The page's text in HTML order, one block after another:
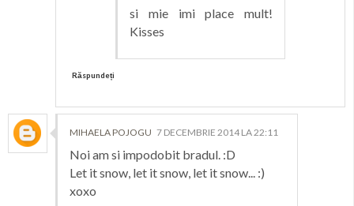
si mie imi place mult!
Kisses
Răspundeți
MIHAELA POJOGU 7 DECEMBRIE 2014 LA 22:11
Noi am si impodobit bradul. :D
Let it snow, let it snow, let it snow... :)
xoxo